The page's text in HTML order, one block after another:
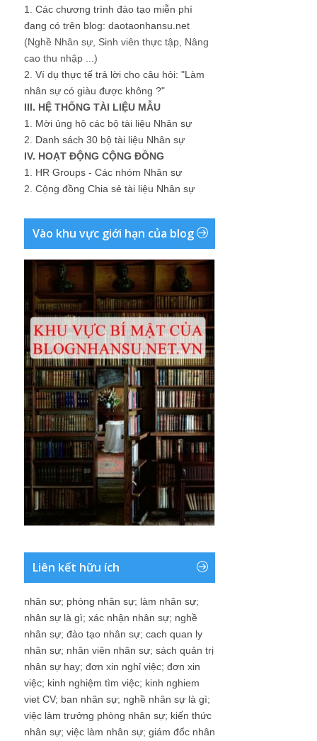
1. Các chương trình đào tạo miễn phí
đang có trên blog: daotaonhansu.net
(Nghề Nhân sự, Sinh viên thực tập, Nâng
cao thu nhập ...)
2. Ví dụ thực tế trả lời cho câu hỏi: "Làm
nhân sự có giàu được không ?"
III. HỆ THỐNG TÀI LIỆU MẪU
1. Mời ủng hộ các bộ tài liệu Nhân sự
2. Danh sách 30 bộ tài liệu Nhân sự
IV. HOẠT ĐỘNG CỘNG ĐỒNG
1. HR Groups - Các nhóm Nhân sự
2. Cộng đồng Chia sẻ tài liệu Nhân sự
Vào khu vực giới hạn của blog
Liên kết hữu ích
nhân sự; phòng nhân sự; làm nhân sự;
nhân sự là gì; xác nhận nhân sự; nghề
nhân sự; đào tạo nhân sự; cach quan ly
nhân sự; nhân viên nhân sự; sách quản trị
nhân sự hay; đơn xin nghỉ việc; đơn xin
việc; kinh nghiệm tìm việc; kinh nghiem
viet CV; ban nhân sự; nghề nhân sự là gì;
việc làm trưởng phòng nhân sự; kiến thức
nhân sự; việc làm nhân sự; giám đốc nhân